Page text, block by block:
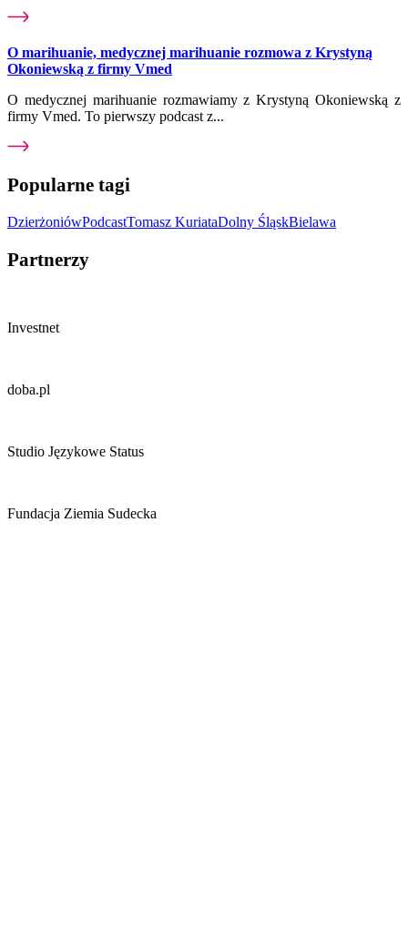
O marihuanie, medycznej marihuanie rozmowa z Krystyną
Okoniewską z firmy Vmed
O medycznej marihuanie rozmawiamy z Krystyną Okoniewską z
firmy Vmed. To pierwszy podcast z...
Popularne tagi
DzierżoniówPodcastTomasz KuriataDolny ŚląskBielawa
Partnerzy
Investnet
doba.pl
Studio Językowe Status
Fundacja Ziemia Sudecka